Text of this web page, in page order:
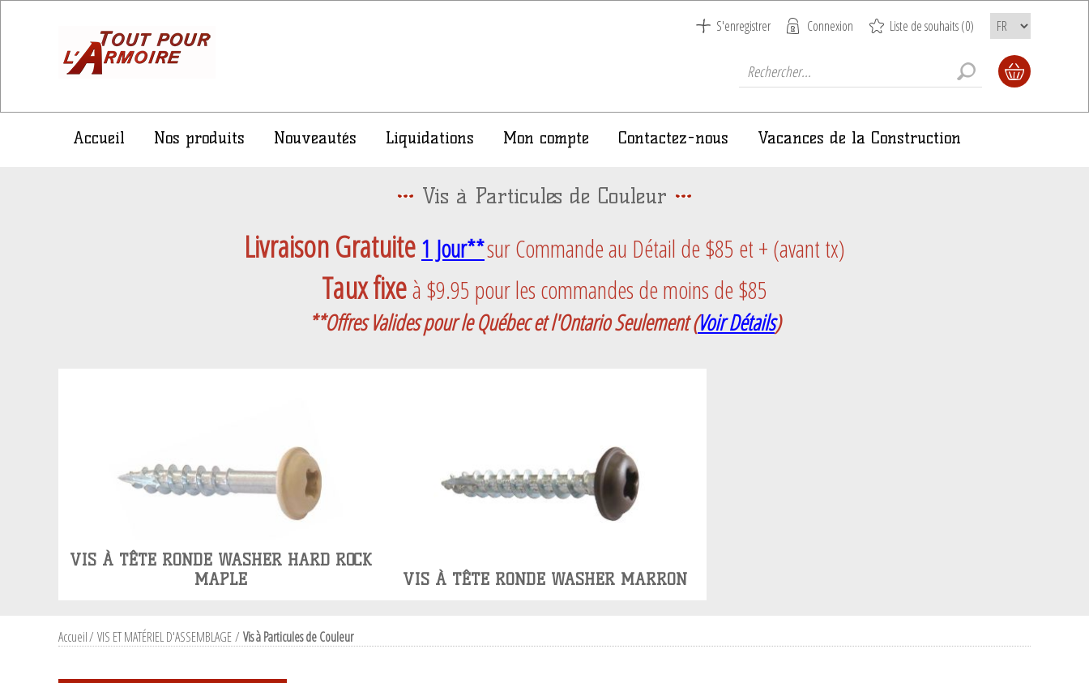
S'enregistrer Connexion Liste de souhaits(0)
Accueil Nos produits Nouveautés Liquidations Mon compte Contactez-nous Vacances de la Construction
Vis à Particules de Couleur
Livraison Gratuite 1 Jour**sur Commande au Détail de $85 et + (avant tx)
Taux fixeà $9.95 pour les commandes de moins de $85
**Offres Valides pour le Québec et l'Ontario Seulement(Voir Détails)
VIS À TÊTE RONDE WASHER HARD ROCK
MAPLE
VIS À TÊTE RONDE WASHER MARRON
Accueil/ VIS ET MATÉRIEL D'ASSEMBLAGE/ Vis à Particules de Couleur